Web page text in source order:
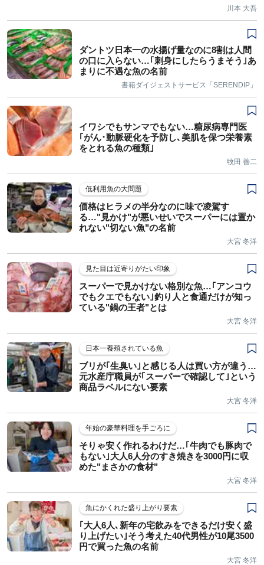
川本 大吾
ダントツ日本一の水揚げ量なのに8割は人間
の口に入らない…｢刺身にしたらうまそう｣あ
まりに不遇な魚の名前
書籍ダイジェストサービス「SERENDIP」
イワシでもサンマでもない…糖尿病専門医
｢がん･動脈硬化を予防し､美肌を保つ栄養素
をとれる魚の種類｣
牧田 善二
低利用魚の大問題
価格はヒラメの半分なのに味で凌駕す
る…"見かけ"が悪いせいでスーパーには置か
れない"切ない魚"の名前
大宮 冬洋
見た目は近寄りがたい印象
スーパーで見かけない格別な魚…｢アンコウ
でもクエでもない｣釣り人と食通だけが知っ
ている"鍋の王者"とは
大宮 冬洋
日本一養殖されている魚
ブリが｢生臭い｣と感じる人は買い方が違う…
元水産庁職員が｢スーパーで確認して｣という
商品ラベルにない要素
大宮 冬洋
年始の豪華料理を手ごろに
そりゃ安く作れるわけだ…｢牛肉でも豚肉で
もない｣大人6人分のすき焼きを3000円に収
めた"まさかの食材"
大宮 冬洋
魚にかくれた盛り上がり要素
｢大人6人､新年の宅飲みをできるだけ安く盛
り上げたい｣そう考えた40代男性が10尾3500
円で買った魚の名前
大宮 冬洋